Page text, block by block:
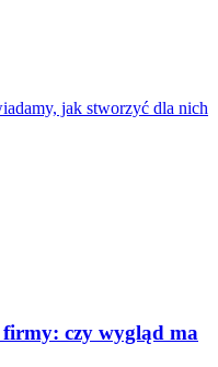
jak stworzyć dla nich
czy wygląd ma